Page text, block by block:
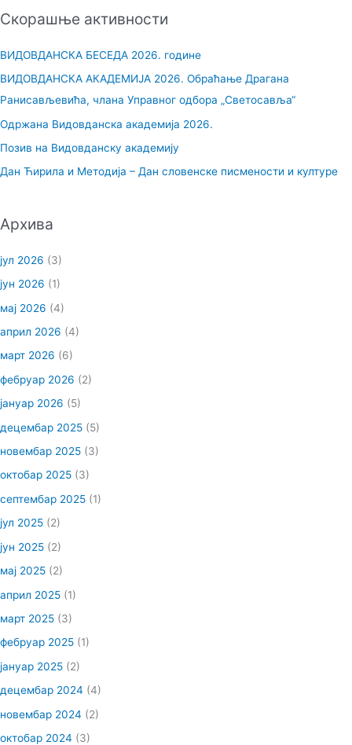
т
з
а
:
Скорашње активности
ВИДОВДАНСКА БЕСЕДА 2026. године
ВИДОВДАНСКА АКАДЕМИЈА 2026. Обраћање Драгана
Ранисављевића, члана Управног одбора „Светосавља“
Одржана Видовданска академија 2026.
Позив на Видовданску академију
Дан Ћирила и Методија – Дан словенске писмености и културе
Архива
јул 2026 (3)
јун 2026 (1)
мај 2026 (4)
април 2026 (4)
март 2026 (6)
фебруар 2026 (2)
јануар 2026 (5)
децембар 2025 (5)
новембар 2025 (3)
октобар 2025 (3)
септембар 2025 (1)
јул 2025 (2)
јун 2025 (2)
мај 2025 (2)
април 2025 (1)
март 2025 (3)
фебруар 2025 (1)
јануар 2025 (2)
децембар 2024 (4)
новембар 2024 (2)
октобар 2024 (3)